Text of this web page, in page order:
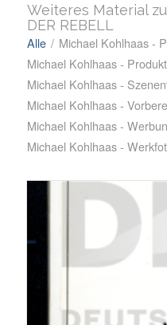
Weiteres Material
DER REBELL
Alle / Michael Kohlhaas -
Michael Kohlhaas -
Michael Kohlhaas -
Michael Kohlhaas -
Michael Kohlhaas -
Michael Kohlhaas -